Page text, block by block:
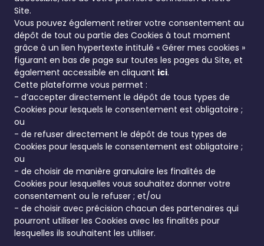
Site.
Vous pouvez également retirer votre consentement au
dépôt de tout ou partie des Cookies à tout moment
grâce à un lien hypertexte intitulé « Gérer mes cookies »
figurant en bas de page sur toutes les pages du Site, et
également accessible en cliquant ici.
Cette plateforme vous permet :
- d’accepter directement le dépôt de tous types de
Cookies pour lesquels le consentement est obligatoire ;
ou
- de refuser directement le dépôt de tous types de
Cookies pour lesquels le consentement est obligatoire ;
ou
- de choisir de manière granulaire les finalités de
Cookies pour lesquelles vous souhaitez donner votre
consentement ou le refuser ; et/ou
- de choisir avec précision chacun des partenaires qui
pourront utiliser les Cookies avec les finalités pour
lesquelles ils souhaitent les utiliser.